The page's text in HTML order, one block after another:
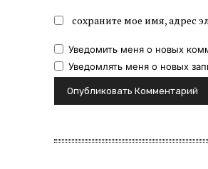
сохраните мое имя, адрес
Уведомить меня о новых
Уведомлять меня о новых